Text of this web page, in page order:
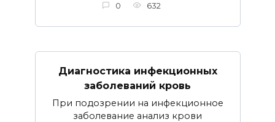
0 632
Диагностика инфекционных
заболеваний кровь
При подозрении на инфекционное
заболевание анализ крови